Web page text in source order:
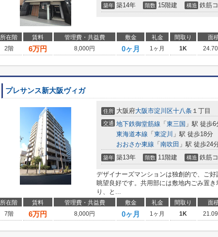
築年 築14年 階数 15階建 構造 鉄筋
所在階 賃料 管理費・共益費 敷金 礼金 間取り 面
2階
6万円 8,000円 0ヶ月 1ヶ月 1K
プレサンス新大阪ヴィガ
住所 大阪府大阪市淀川区十八条 １丁目
交通 地下鉄御堂筋線 「 東三国 」駅 徒歩6
東海道本線 「 東淀川 」駅 徒歩18分
おおさか東線 「 南吹田 」駅 徒歩24
築年 築13年 階数 11階建 構造 鉄筋
デザイナーズマンションは独創的で、ご
眺望良好です。共用部には敷地内ごみ置
り、と...
所在階 賃料 管理費・共益費 敷金 礼金 間取り 面
7階
6万円 8,000円 0ヶ月 1ヶ月 1K